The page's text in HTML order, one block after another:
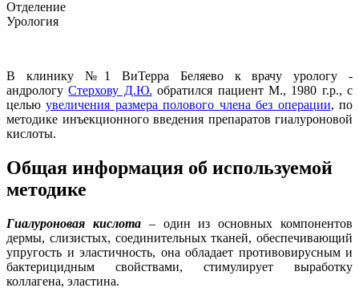
Отделение
Урология
В клинику №1 ВиТерра Беляево к врачу урологу -
андрологуСтерхову Д.Ю. обратился пациент М., 1980 г.р., с
цельюувеличения размера полового члена без операции, по
методике инъекционного введения препаратов гиалуроновой
кислоты.
Общая информация об используемой
методике
Гиалуроновая кислота– один из основных компонентов
дермы, слизистых, соединительных тканей, обеспечивающий
упругость и эластичность, она обладает противовирусным и
бактерицидным свойствами, стимулирует выработку
коллагена, эластина.